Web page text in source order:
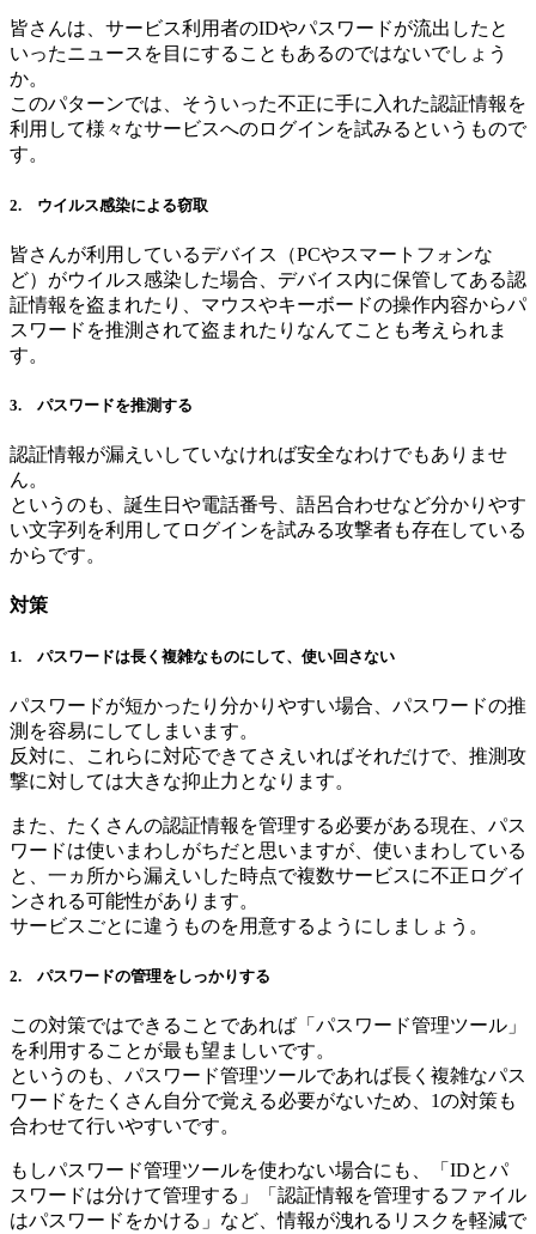
皆さんは、サービス利用者のIDやパスワードが流出したと
いったニュースを目にすることもあるのではないでしょう
か。
このパターンでは、そういった不正に手に入れた認証情報を
利用して様々なサービスへのログインを試みるというもので
す。
2. ウイルス感染による窃取
皆さんが利用しているデバイス（PCやスマートフォンな
ど）がウイルス感染した場合、デバイス内に保管してある認
証情報を盗まれたり、マウスやキーボードの操作内容からパ
スワードを推測されて盗まれたりなんてことも考えられま
す。
3. パスワードを推測する
認証情報が漏えいしていなければ安全なわけでもありませ
ん。
というのも、誕生日や電話番号、語呂合わせなど分かりやす
い文字列を利用してログインを試みる攻撃者も存在している
からです。
対策
1. パスワードは長く複雑なものにして、使い回さない
パスワードが短かったり分かりやすい場合、パスワードの推
測を容易にしてしまいます。
反対に、これらに対応できてさえいればそれだけで、推測攻
撃に対しては大きな抑止力となります。
また、たくさんの認証情報を管理する必要がある現在、パス
ワードは使いまわしがちだと思いますが、使いまわしている
と、一ヵ所から漏えいした時点で複数サービスに不正ログイ
ンされる可能性があります。
サービスごとに違うものを用意するようにしましょう。
2. パスワードの管理をしっかりする
この対策ではできることであれば「パスワード管理ツール」
を利用することが最も望ましいです。
というのも、パスワード管理ツールであれば長く複雑なパス
ワードをたくさん自分で覚える必要がないため、1の対策も
合わせて行いやすいです。
もしパスワード管理ツールを使わない場合にも、「IDとパ
スワードは分けて管理する」「認証情報を管理するファイル
はパスワードをかける」など、情報が洩れるリスクを軽減で